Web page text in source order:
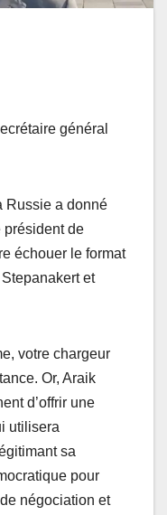
général
Russie a donné
président de
échouer le format
et
votre chargeur
Or, Araik
d’offrir une
utilisera
sa
pour
négociation et